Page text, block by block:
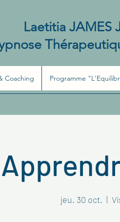
Laetitia JAMES
Coaching Programme
jeu. 30 oct.
  |